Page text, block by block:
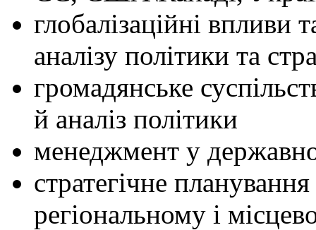
глобалізаційні впливи
аналізу політики та
громадянське
й аналіз політики
менеджмент у
стратегічне
регіональному і